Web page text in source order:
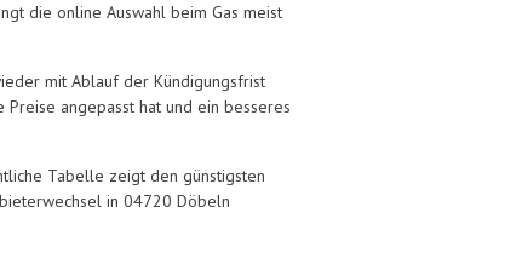
die online Auswahl beim Gas meist
mit Ablauf der Kündigungsfrist
angepasst hat und ein besseres
Tabelle zeigt den günstigsten
in 04720 Döbeln